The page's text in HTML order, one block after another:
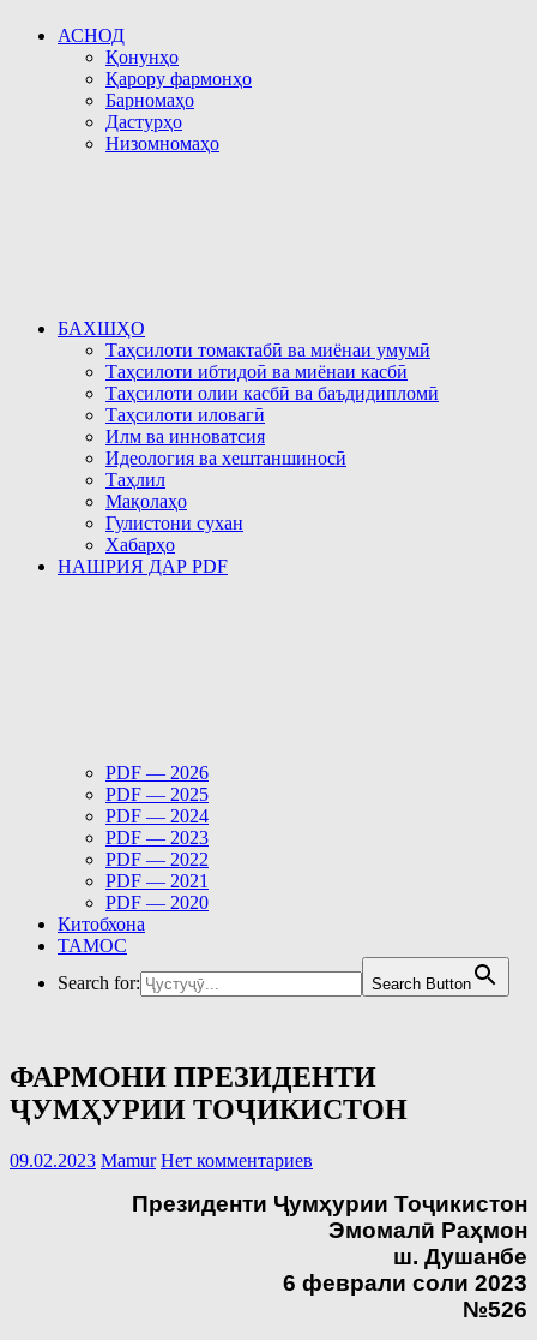
АСНОД
Қонунҳо
Қарору фармонҳо
Барномаҳо
Дастурҳо
Низомномаҳо
БАХШҲО
Таҳсилоти томактабӣ ва миёнаи умумӣ
Таҳсилоти ибтидоӣ ва миёнаи касбӣ
Таҳсилоти олии касбӣ ва баъдидипломӣ
Таҳсилоти иловагӣ
Илм ва инноватсия
Идеология ва хештаншиносӣ
Таҳлил
Мақолаҳо
Гулистони сухан
Хабарҳо
НАШРИЯ ДАР PDF
PDF — 2026
PDF — 2025
PDF — 2024
PDF — 2023
PDF — 2022
PDF — 2021
PDF — 2020
Китобхона
ТАМОС
Search for:
Search Button
ФАРМОНИ ПРЕЗИДЕНТИ
ҶУМҲУРИИ ТОҶИКИСТОН
09.02.2023 Mamur Нет комментариев
Президенти Ҷумҳурии Тоҷикистон
Эмомалӣ Раҳмон
ш. Душанбе
6 феврали соли 2023
№526